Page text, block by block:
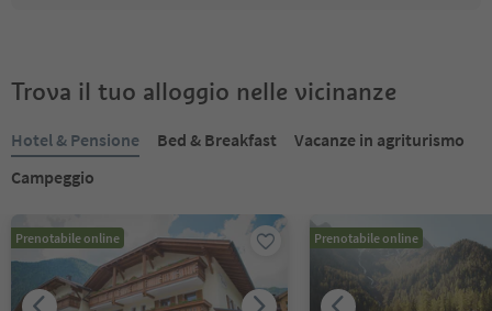
Trova il tuo alloggio nelle vicinanze
Hotel & Pensione Bed & Breakfast
Vacanze in agriturismo
Campeggio
Prenotabile online Prenotabile online